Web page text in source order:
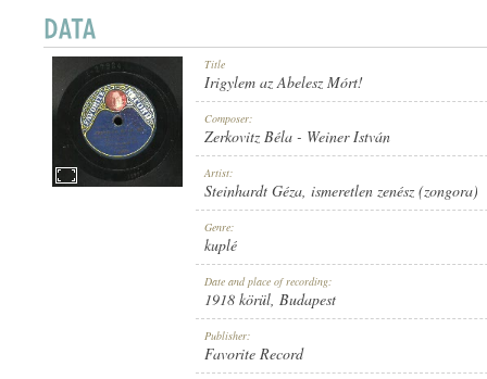
KUPLÉ Title
Irigylem az Abelesz Mórt!
Composer:
Zerkovitz Béla - Weiner István
Artist:
Steinhardt Géza, ismeretlen zenész (zongora)
Genre:
kuplé
Date and place of recording:
1918 körül, Budapest
Publisher:
Favorite Record